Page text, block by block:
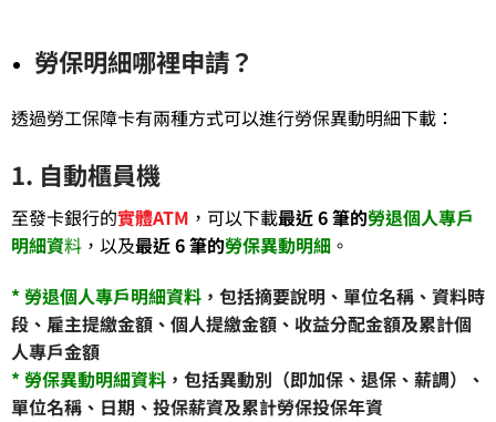
勞保明細哪裡申請？
透過勞工保障卡有兩種方式可以進行勞保異動明細下載：
1. 自動櫃員機
至發卡銀行的實體ATM ，可以下載最近 6 筆的勞退個人專戶
明細資料 ，以及最近 6 筆的勞保異動明細 。
* 勞退個人專戶明細資料 ，包括摘要說明、單位名稱、資料時
段、雇主提繳金額、個人提繳金額、收益分配金額及累計個
人專戶金額
* 勞保異動明細資料 ，包括異動別（即加保、退保、薪調）、
單位名稱、日期、投保薪資及累計勞保投保年資